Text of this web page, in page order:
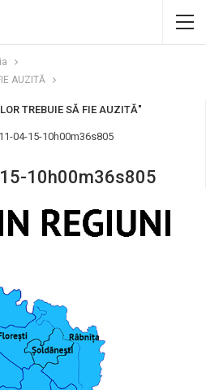
AUZITĂ
TREBUIE SĂ FIE AUZITĂ"
10h00m36s805